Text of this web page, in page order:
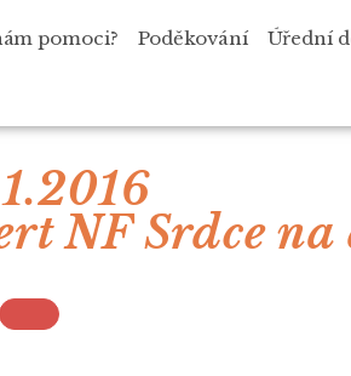
pomoci? Poděkování Úřední
NF Srdce